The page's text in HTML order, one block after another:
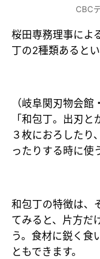
CBC
桜田専務理事によ
丁の2種類あるとい
（岐阜関刃物会館
「和包丁。出刃
３枚におろしたり
ったりする時に使
和包丁の特徴は、
てみると、片方だ
う。食材に鋭く食
ともできます。